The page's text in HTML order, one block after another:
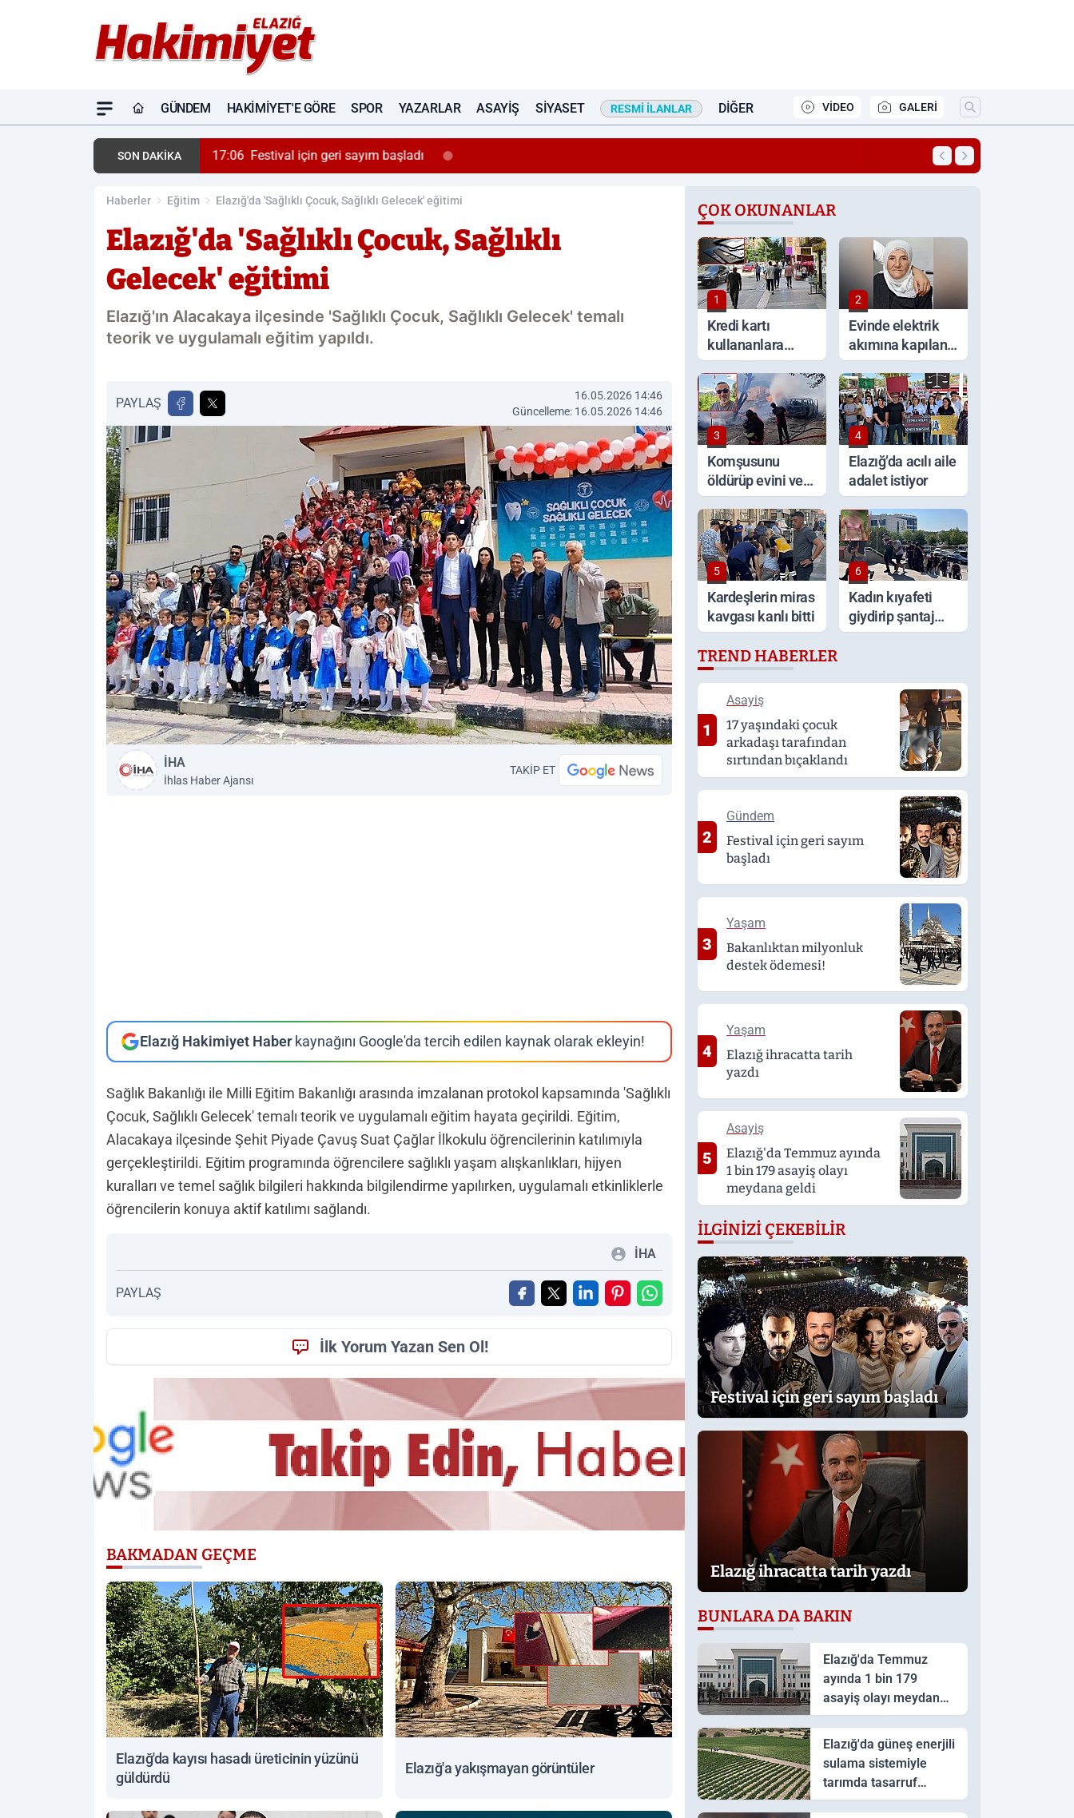
GÜNDEM HAKIMIYET'E GÖRE SPOR YAZARLAR ASAYIŞ SIYASET RESMI İLANLAR DIĞER VİDEO GALERİ
SON DAKİKA 17:06 Festival için geri sayım başladı 16:42 Bakanlıktan
Haberler Eğitim Elazığ'da 'Sağlıklı Çocuk, Sağlıklı Gelecek' eğitimi
Elazığ'da 'Sağlıklı Çocuk, Sağlıklı
Gelecek' eğitimi
Elazığ'ın Alacakaya ilçesinde 'Sağlıklı Çocuk, Sağlıklı Gelecek' temalı
teorik ve uygulamalı eğitim yapıldı.
PAYLAŞ
16.05.2026 14:46
Güncelleme: 16.05.2026 14:46
İHA
İhlas Haber Ajansı
TAKİP ET
Elazığ Hakimiyet Haberkaynağını Google'da tercih edilen kaynak olarak ekleyin!
Sağlık Bakanlığı ile Milli Eğitim Bakanlığı arasında imzalanan protokol kapsamında 'Sağlıklı
Çocuk, Sağlıklı Gelecek' temalı teorik ve uygulamalı eğitim hayata geçirildi. Eğitim,
Alacakaya ilçesinde Şehit Piyade Çavuş Suat Çağlar İlkokulu öğrencilerinin katılımıyla
gerçekleştirildi. Eğitim programında öğrencilere sağlıklı yaşam alışkanlıkları, hijyen
kuralları ve temel sağlık bilgileri hakkında bilgilendirme yapılırken, uygulamalı etkinliklerle
öğrencilerin konuya aktif katılımı sağlandı.
İHA
PAYLAŞ
İlk Yorum Yazan Sen Ol!
BAKMADAN GEÇME
Elazığ'da kayısı hasadı üreticinin yüzünü
güldürdü
Elazığ'a yakışmayan görüntüler
ÇOK OKUNANLAR
1
Kredi kartı
kullananlara
kritik uyarı!
2
Evinde elektrik
akımına kapılan
yaşlı kadın
hayatını kaybetti
3
Komşusunu
öldürüp evini ve
aracını ateşe
verdi
4
Elazığ’da acılı aile
adalet istiyor
5
Kardeşlerin miras
kavgası kanlı bitti
6
Kadın kıyafeti
giydirip şantaj
yaptılar
TREND HABERLER
1
Asayiş
17 yaşındaki çocuk
arkadaşı tarafından
sırtından bıçaklandı
2
Gündem
Festival için geri sayım
başladı
3
Yaşam
Bakanlıktan milyonluk
destek ödemesi!
4
Yaşam
Elazığ ihracatta tarih
yazdı
5
Asayiş
Elazığ'da Temmuz ayında
1 bin 179 asayiş olayı
meydana geldi
İLGINIZI ÇEKEBILIR
Festival için geri sayım başladı
Elazığ ihracatta tarih yazdı
BUNLARA DA BAKIN
Elazığ'da Temmuz
ayında 1 bin 179
asayiş olayı meydana
geldi
Elazığ'da güneş enerjili
sulama sistemiyle
tarımda tasarruf
hedefi